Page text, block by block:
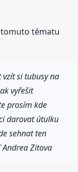
tématu
si tubusy na
vyřešit
prosím kde
darovat útulku
sehnat ten
Zitova